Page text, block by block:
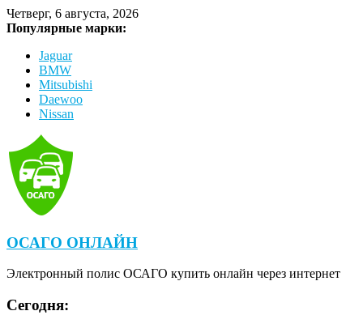
Четверг, 6 августа, 2026
Популярные марки:
Jaguar
BMW
Mitsubishi
Daewoo
Nissan
ОСАГО ОНЛАЙН
Электронный полис ОСАГО купить онлайн через интернет
Сегодня: